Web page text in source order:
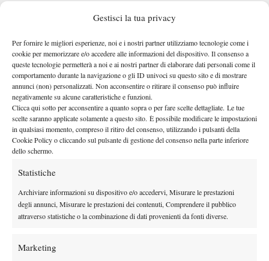
Gestisci la tua privacy
Per fornire le migliori esperienze, noi e i nostri partner utilizziamo tecnologie come i
cookie per memorizzare e/o accedere alle informazioni del dispositivo. Il consenso a
queste tecnologie permetterà a noi e ai nostri partner di elaborare dati personali come il
comportamento durante la navigazione o gli ID univoci su questo sito e di mostrare
annunci (non) personalizzati. Non acconsentire o ritirare il consenso può influire
negativamente su alcune caratteristiche e funzioni.
Clicca qui sotto per acconsentire a quanto sopra o per fare scelte dettagliate. Le tue
scelte saranno applicate solamente a questo sito. È possibile modificare le impostazioni
in qualsiasi momento, compreso il ritiro del consenso, utilizzando i pulsanti della
Cookie Policy o cliccando sul pulsante di gestione del consenso nella parte inferiore
dello schermo.
Statistiche
Archiviare informazioni su dispositivo e/o accedervi, Misurare le prestazioni
degli annunci, Misurare le prestazioni dei contenuti, Comprendere il pubblico
attraverso statistiche o la combinazione di dati provenienti da fonti diverse.
Marketing
TAGGED:BranchStats Riccardo Bellotti